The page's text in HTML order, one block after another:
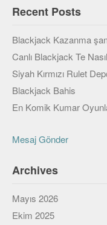
Recent Posts
Blackjack Kazanma
Canlı Blackjack Te
Siyah Kırmızı Rulet
Blackjack Bahis
En Komik Kumar
Mesaj Gönder
Archives
Mayıs 2026
Ekim 2025